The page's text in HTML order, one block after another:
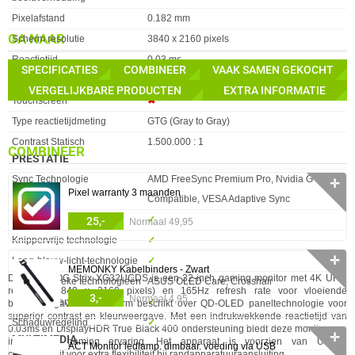
De Asus ROG Strix XG32UCDS is een 32-inch gaming monitor met 4K UHD
resolutie (3840 x 2160 pixels) en 165Hz refresh rate voor vloeiende
beeldweergave. Het scherm beschikt over QD-OLED paneltechnologie voor
superior contrast en kleurweergave. Met een indrukwekkende reactietijd van
0.03ms en DisplayHDR True Black 400 ondersteuning biedt deze monitor een
immersieve gaming ervaring. Het apparaat is voorzien van USB-C
GA NAAR
SPECIFICATIES COMBINEER
VAAK SAMEN GEKOCHT
VERGELIJKBARE PRODUCTEN
EXTRA INFORMATIE
Pixelafstand
0.182 mm
Scherm resolutie
3840 x 2160 pixels
Reactietijd
0.03 ms
Touchscreen
✖︎
Type reactietijdmeting
GTG (Gray to Gray)
Contrast Statisch
1.500.000 : 1
PRESTATIE
Eigenschap Waarde
Sync Technologie
AMD FreeSync Premium Pro, Nvidia G-SYNC
Compatible, VESA Adaptive Sync
HDCP
✓︎
Knippervrije technologie
✓︎
Laag-blauw-licht-technologie
✓︎
Merkspecifieke technologieën ASUS OLED Care, Crosshair
Proximity sensor
✓︎
Schaduwregeling
✓︎
MULTIMEDIA
COMBINEER
Pixel warranty 3 maanden
25,- Normaal 49,95
✛
MEMONKY Kabelbinders - Zwart
3,- Normaal 4,95
✛
ACT Monitor ledlamp. dimbaar. voeding via USB
✛